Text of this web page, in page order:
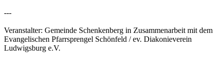
---
Veranstalter: Gemeinde Schenkenberg in Zusammenarbeit mit dem
Evangelischen Pfarrsprengel Schönfeld / ev. Diakonieverein
Ludwigsburg e.V.